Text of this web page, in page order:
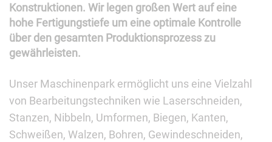
Konstruktionen. Wir legen großen Wert auf eine
hohe Fertigungstiefe um eine optimale Kontrolle
über den gesamten Produktionsprozess zu
gewährleisten.
Unser Maschinenpark ermöglicht uns eine Vielzahl
von Bearbeitungstechniken wie Laserschneiden,
Stanzen, Nibbeln, Umformen, Biegen, Kanten,
Schweißen, Walzen, Bohren, Gewindeschneiden,